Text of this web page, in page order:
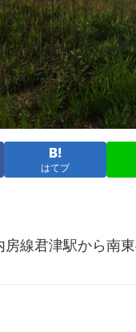
はてブ
線君津駅から南